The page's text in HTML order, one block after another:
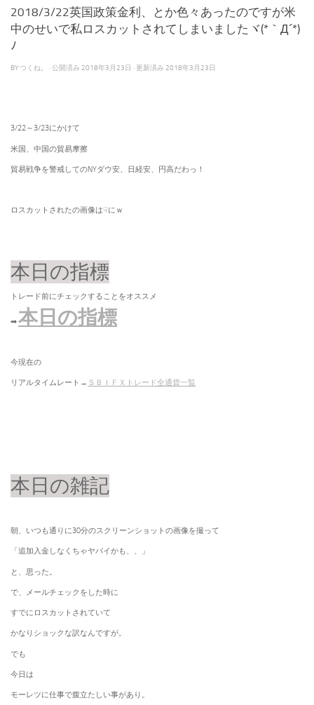
2018/3/22英国政策金利、とか色々あったのですが米
中のせいで私ロスカットされてしまいましたヾ(*｀Д´*)
ﾉ
BYつくね。 · 公開済み 2018年3月23日 · 更新済み 2018年3月23日
3/22～3/23にかけて
米国、中国の貿易摩擦
貿易戦争を警戒してのNYダウ安、日経安、円高だわっ！
ロスカットされたの画像は☟にｗ
本日の指標
トレード前にチェックすることをオススメ
➡本日の指標
今現在の
リアルタイムレート→ ＳＢＩＦＸトレード全通貨一覧
本日の雑記
朝、いつも通りに30分のスクリーンショットの画像を撮って
「追加入金しなくちゃヤバイかも、、」
と、思った。
で、メールチェックをした時に
すでにロスカットされていて
かなりショックな訳なんですが。
でも
今日は
モーレツに仕事で腹立たしい事があり。